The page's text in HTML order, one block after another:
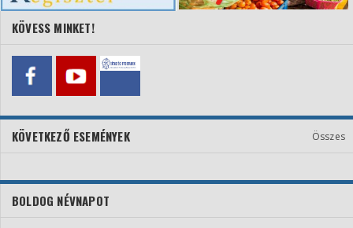
KÖVESS MINKET!
KÖVETKEZŐ ESEMÉNYEK Összes
BOLDOG NÉVNAPOT